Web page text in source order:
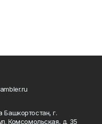
Башкортостан, г.
Комсомольская, д. 35